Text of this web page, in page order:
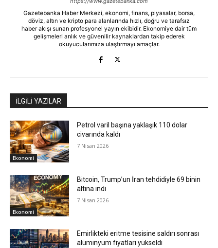
Gazetebanka Haber Merkezi, ekonomi, finans, piyasalar, borsa,
döviz, altın ve kripto para alanlarında hızlı, doğru ve tarafsız
haber akışı sunan profesyonel yayın ekibidir. Ekonomiye dair tüm
gelişmeleri anlık ve güvenilir kaynaklardan takip ederek
okuyucularımıza ulaştırmayı amaçlar.
İLGİLİ YAZILAR
Ekonomi
Petrol varil başına yaklaşık 110 dolar
civarında kaldı
7 Nisan 2026
Ekonomi
Bitcoin, Trump’un İran tehdidiyle 69 binin
altına indi
7 Nisan 2026
Emirlikteki eritme tesisine saldırı sonrası
alüminyum fiyatları yükseldi